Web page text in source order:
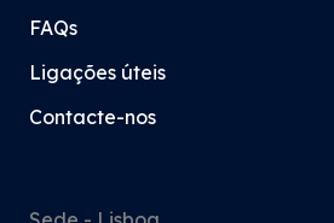
FAQs
Ligações úteis
Contacte-nos